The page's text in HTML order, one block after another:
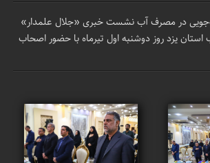
در مصرف آب نشست خبری «جلال علمدار»
یزد روز دوشنبه اول تیرماه با حضور اصحاب